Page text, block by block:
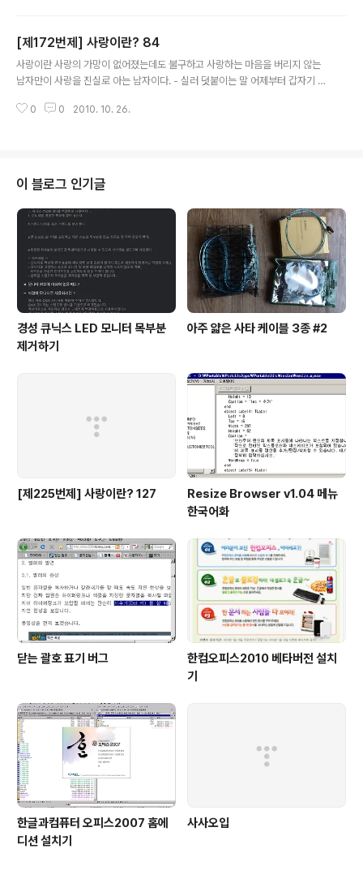
[제172번제] 사랑이란? 84
사랑이란 사랑의 가망이 없어졌는데도 불구하고 사랑하는 마음을 버리지 않는
남자만이 사랑을 진실로 아는 남자이다. - 실러 덧붙이는 말 어제부터 갑자기 명
0 0 2010. 10. 26.
이 블로그 인기글
경성 큐닉스 LED 모니터 목부분
제거하기
아주 얇은 사타 케이블 3종 #2
[제225번제] 사랑이란? 127
Resize Browser v1.04 메뉴
한국어화
닫는 괄호 표기 버그
한컴오피스2010 베타버전 설치
기
한글과컴퓨터 오피스2007 홈에
디션 설치기
사사오입